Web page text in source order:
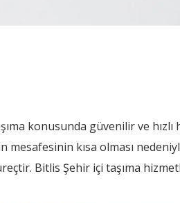
konusunda güvenilir ve
mesafesinin kısa olması
Bitlis Şehir içi taşıma